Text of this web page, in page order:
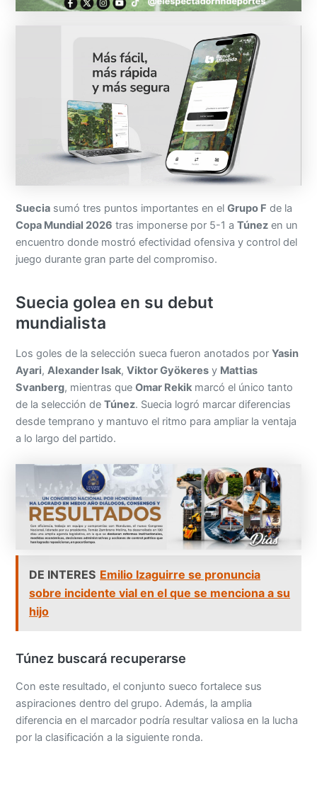
Suecia sumó tres puntos importantes en elGrupo F de la
Copa Mundial 2026 tras imponerse por 5-1 aTúnez en un
encuentro donde mostró efectividad ofensiva y control del
juego durante gran parte del compromiso.
Suecia golea en su debut
mundialista
Los goles de la selección sueca fueron anotados porYasin
Ayari,Alexander Isak,Viktor Gyökeres y Mattias
Svanberg, mientras queOmar Rekik marcó el único tanto
de la selección deTúnez. Suecia logró marcar diferencias
desde temprano y mantuvo el ritmo para ampliar la ventaja
a lo largo del partido.
DE INTERES Emilio Izaguirre se pronuncia
sobre incidente vial en el que se menciona a su
hijo
Túnez buscará recuperarse
Con este resultado, el conjunto sueco fortalece sus
aspiraciones dentro del grupo. Además, la amplia
diferencia en el marcador podría resultar valiosa en la lucha
por la clasificación a la siguiente ronda.